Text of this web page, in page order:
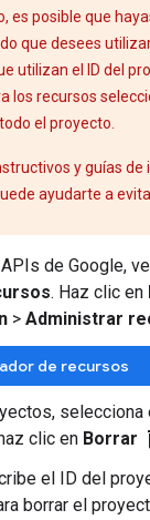
es posible que
que desees
utilizan el ID del
los recursos
el proyecto.
y guías de
ayudarte a
de Google,
. Haz clic en
> Administrar
de recursos
clic en Borrar
el ID del
borrar el